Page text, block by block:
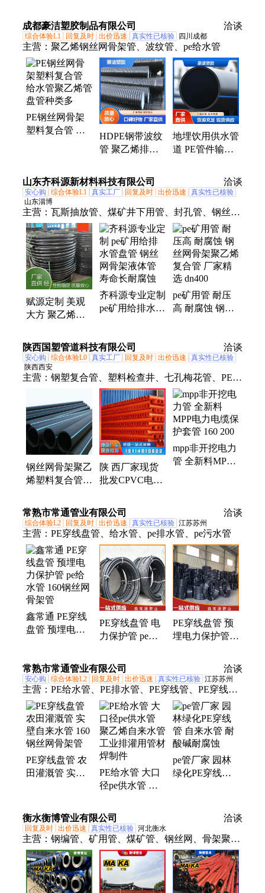
网骨架 饮用水
管道厂家
DN315 小区给
水管道 厂家
成都豪洁塑胶制品有限公司
洽谈
综合体验L1 回复及时 出价迅速 真实性已核验 四川成都
主营： 聚乙烯钢丝网骨架管、波纹管、pe给水管
PE钢丝网骨架
塑料复合管 给
HDPE钢带波纹
管 聚乙烯排水
打造 品质优先
现货速发
地埋饮用供水管
道 PE管件输气
货源充足 多年
经验
山东齐科源新材料科技有限公司 洽谈
安心购 综合体验L1 真实工厂 回复及时 出价迅速
真实性已核验
山东淄博
主营： 瓦斯抽放管、煤矿井下用管、封孔管、钢丝网
骨架管、复合管、聚乙烯管材、注浆管、聚能管、
pert二型管、pe、pvc给水管、pe、pvc排水管、波纹
管、矿用管道
赋源定制 美观
大方 聚乙烯钢
矿用盘管 使用
寿命长
齐科源专业定制
pe矿用给排水管
长耐腐蚀
pe矿用管 耐压
高 耐腐蚀 钢丝
陕西国塑管道科技有限公司 洽谈
安心购 综合体验L0 真实工厂 回复及时 出价迅速
真实性已核验
陕西西安
主营： 钢塑复合管、塑料检查井、七孔梅花管、PE钢
丝网骨架管、HDPE双壁波纹管、PE给水管、PVC排
水管、PPR给水管、玻璃钢化粪池、MPP电力管、pe
钢带螺旋管、PE塑料检查井、联塑中财高科
钢丝网骨架聚乙
烯塑料复合管
PE盘管DN50
DN500
陕 西厂家现货
批发CPVC电力
线管 电线护套
管180
mpp非开挖电力
管 全新料MPP
常熟市常通管业有限公司 洽谈
综合体验L2 回复及时 出价迅速 真实性已核验 江苏苏州
主营： PE穿线盘管、给水管、pe排水管、pe污水管
鑫常通 PE穿线
盘管 预埋电力
架管
PE穿线盘管 电
力保护管 pe实
丝网骨架管
PE穿线盘管 预
埋电力保护管
丝网骨架管 规
格齐全
常熟市常通管业有限公司 洽谈
安心购 综合体验L2 回复及时 出价迅速 真实性已核验 江苏苏州
主营： PE给水管、PE排水管、PE穿线管、PE穿线盘
管、PE管、PE拖拉管
PE穿线盘管 农
田灌溉管 实壁
PE给水管 大口
径pe供水管 聚
工业排灌用管材
焊制件
pe管厂家 园林
绿化PE穿线管
衡水衡博管业有限公司
洽谈
回复及时 出价迅速 真实性已核验 河北衡水
主营： 钢编管、矿用管、煤矿管、钢丝网、骨架聚乙
烯、矿用pe管、聚乙烯管、聚乙烯pe管、超高分子
量、钢编耐磨管、钢塑复合管、钢编复合管、瓦斯抽
放管、聚乙烯复合管